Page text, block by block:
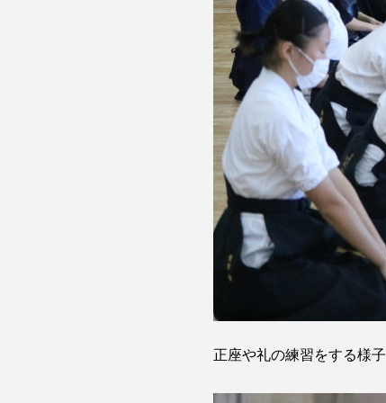
正座や礼の練習をする様子